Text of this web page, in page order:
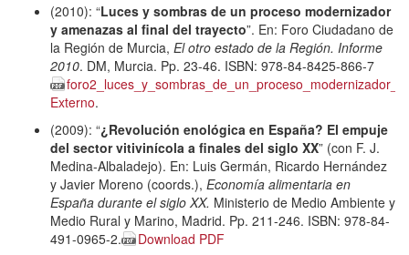
(2010): “Luces y sombras de un proceso modernizador
y amenazas al final del trayecto”. En: Foro Ciudadano de
la Región de Murcia, El otro estado de la Región. Informe
2010. DM, Murcia. Pp. 23-46. ISBN: 978-84-8425-866-7
Externo.
(2009): “¿Revolución enológica en España? El empuje
del sector vitivinícola a finales del siglo XX” (con F. J.
Medina-Albaladejo). En: Luis Germán, Ricardo Hernández
y Javier Moreno (coords.), Economía alimentaria en
España durante el siglo XX. Ministerio de Medio Ambiente y
Medio Rural y Marino, Madrid. Pp. 211-246. ISBN: 978-84-
491-0965-2.
Download PDF